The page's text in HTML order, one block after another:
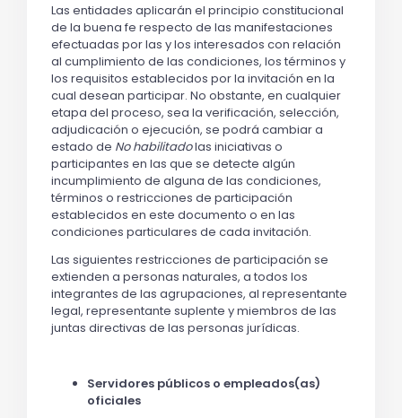
Las entidades aplicarán el principio constitucional
de la buena fe respecto de las manifestaciones
efectuadas por las y los interesados con relación
al cumplimiento de las condiciones, los términos y
los requisitos establecidos por la invitación en la
cual desean participar. No obstante, en cualquier
etapa del proceso, sea la verificación, selección,
adjudicación o ejecución, se podrá cambiar a
estado de No habilitadolas iniciativas o
participantes en las que se detecte algún
incumplimiento de alguna de las condiciones,
términos o restricciones de participación
establecidos en este documento o en las
condiciones particulares de cada invitación.
Las siguientes restricciones de participación se
extienden a personas naturales, a todos los
integrantes de las agrupaciones, al representante
legal, representante suplente y miembros de las
juntas directivas de las personas jurídicas.
Servidores públicos o empleados(as)
oficiales